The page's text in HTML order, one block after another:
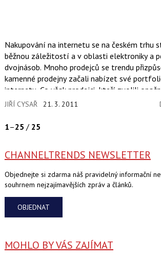
Nakupování na internetu se na českém trhu
běžnou záležitostí a v oblasti elektroniky a
dvojnásob. Mnoho prodejců se trendu
kamenné prodejny začali nabízet své
internetu. Co však prodejci, kteří zvolili
JIŘÍ CYSAŘ 21. 3. 2011
1–25 / 25
CHANNELTRENDS NEWSLETTER
Objednejte si zdarma náš pravidelný informační
souhrnem nejzajímavějších zpráv a článků.
OBJEDNAT
MOHLO BY VÁS ZAJÍMAT